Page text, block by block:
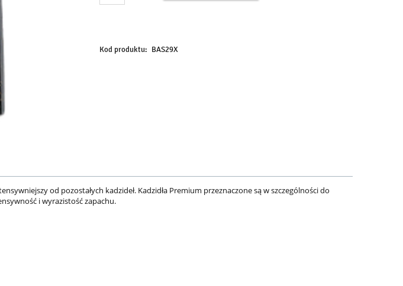
Kod produktu: BAS29X
od pozostałych kadzideł. Kadzidła Premium przeznaczone są w szczególności do
i wyrazistość zapachu.